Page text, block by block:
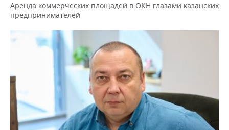
Аренда коммерческих площадей в ОКН глазами казанских
предпринимателей